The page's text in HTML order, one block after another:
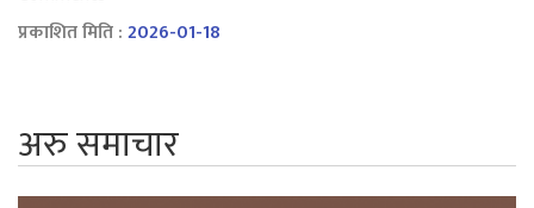
प्रकाशित मिति :2026-01-18
अरु समाचार